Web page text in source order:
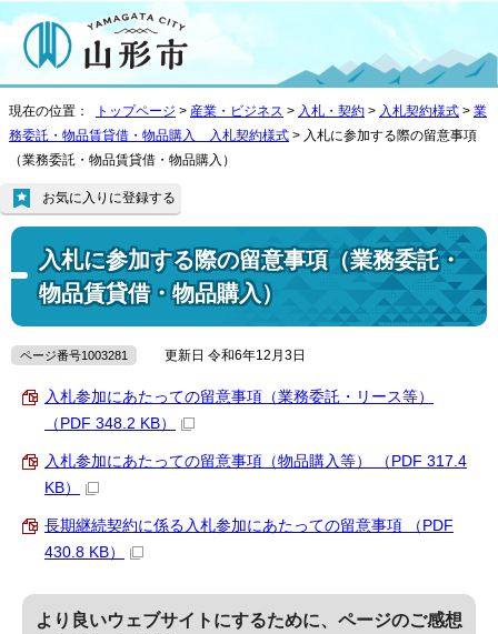
現在の位置： トップページ > 産業・ビジネス > 入札・契約 > 入札契約様式 > 業
務委託・物品賃貸借・物品購入 入札契約様式 > 入札に参加する際の留意事項
（業務委託・物品賃貸借・物品購入）
入札に参加する際の留意事項（業務委託・
物品賃貸借・物品購入）
お気に入りに登録する
ページ番号1003281 更新日 令和6年12月3日
入札参加にあたっての留意事項（業務委託・リース等）
（PDF 348.2 KB）
入札参加にあたっての留意事項（物品購入等） （PDF 317.4
KB）
長期継続契約に係る入札参加にあたっての留意事項 （PDF
430.8 KB）
より良いウェブサイトにするために、ページのご感想